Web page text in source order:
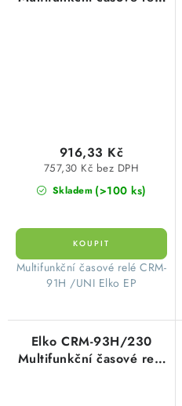
Skladem (>100 ks)
757,30 Kč bez DPH
916,33 Kč
Multifunkční časové relé CRM-
91H /UNI Elko EP
Elko CRM-93H/230
Multifunkční časové relé